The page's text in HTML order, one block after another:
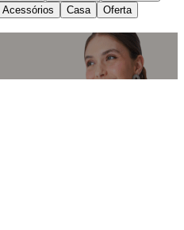
Acessórios Casa Oferta